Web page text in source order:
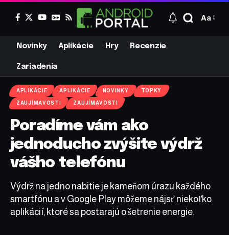
Aa
Novinky Aplikácie Hry Recenzie
Zariadenia
APLIKÁCIE APLIKÁCIE NOVINKY TOPKY
ZAUJÍMAVOSTI ZAUJÍMAVOSTI
Poradíme vám ako
jednoducho zvýšite výdrž
vášho telefónu
Výdrž na jedno nabitie je kameňom úrazu každého
smartfónu a v Google Play môžeme nájsť niekoľko
aplikácií, ktoré sa postarajú o šetrenie energie.